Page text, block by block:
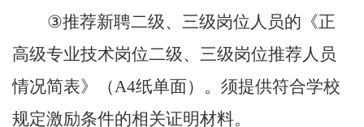
③推荐新聘二级、三级岗位人员的《正
高级专业技术岗位二级、三级岗位推荐人员
情况简表》（A4纸单面）。须提供符合学校
规定激励条件的相关证明材料。